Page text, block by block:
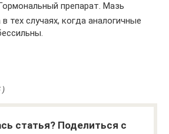
препарат. Мазь
тех случаях, когда аналогичные
)
статья? Поделиться с